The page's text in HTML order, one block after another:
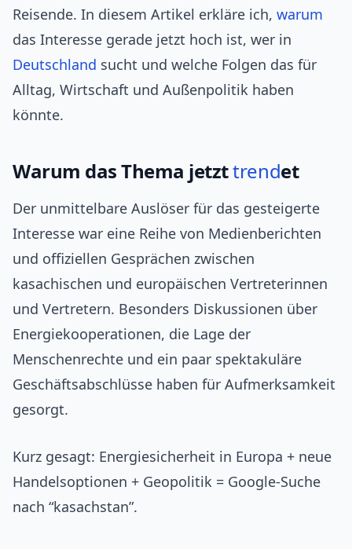
Reisende. In diesem Artikel erkläre ich, warum
das Interesse gerade jetzt hoch ist, wer in
Deutschland sucht und welche Folgen das für
Alltag, Wirtschaft und Außenpolitik haben
könnte.
Warum das Thema jetzttrendet
Der unmittelbare Auslöser für das gesteigerte
Interesse war eine Reihe von Medienberichten
und offiziellen Gesprächen zwischen
kasachischen und europäischen Vertreterinnen
und Vertretern. Besonders Diskussionen über
Energiekooperationen, die Lage der
Menschenrechte und ein paar spektakuläre
Geschäftsabschlüsse haben für Aufmerksamkeit
gesorgt.
Kurz gesagt: Energiesicherheit in Europa + neue
Handelsoptionen + Geopolitik = Google-Suche
nach “kasachstan”.